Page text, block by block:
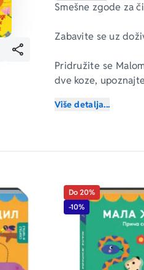
Smešne zgode za
Zabavite se uz
Pridružite se
dve koze,
Uživajte u smehu
Više detalja...
Do 20%
-10%